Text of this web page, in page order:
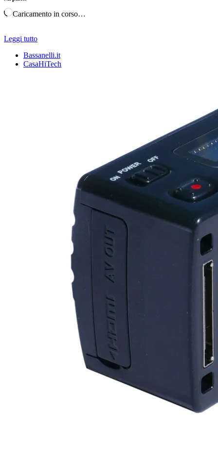
Caricamento in corso…
Leggi tutto
Bassanelli.it
CasaHiTech